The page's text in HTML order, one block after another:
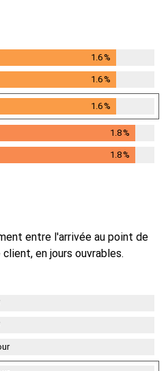
1.6%
1.6%
1.6%
1.8%
1.8%
entre l'arrivée au point de
en jours ouvrables.